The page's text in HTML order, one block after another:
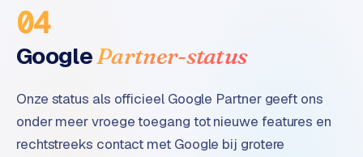
a
i
m
l
t
i
04
GooglePartner-status
Onze status als officieel Google Partner geeft ons
onder meer vroege toegang tot nieuwe features en
rechtstreeks contact met Google bij grotere